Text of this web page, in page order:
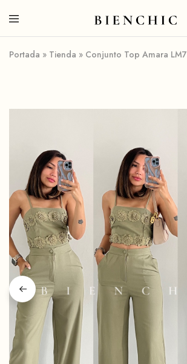
Portada » Tienda » Conjunto Top Amara LM7